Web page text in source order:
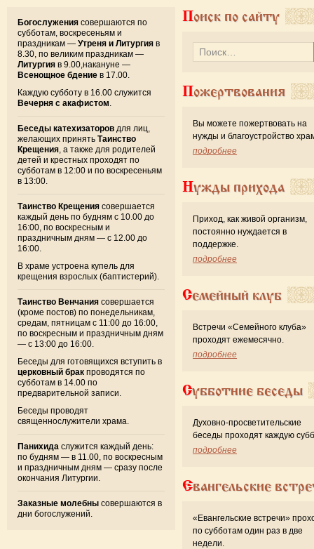
Богослужения совершаются по
субботам, воскресеньям и
праздникам — Утреня и Литургия в
8.30, по великим праздникам —
Литургия в 9.00,накануне —
Всенощное бдение в 17.00.
Каждую субботу в 16.00 служится
Вечерня с акафистом
Беседы катехизаторов для лиц,
желающих принять Таинство
Крещения , а также для родителей
детей и крестных проходят по
субботам в 12:00 и по воскресеньям
в 13:00.
Таинство Крещения совершается
каждый день по будням с 10.00 до
16:00, по воскресным и
праздничным дням — с 12.00 до
16:00.
В храме устроена купель для
крещения взрослых (баптистерий).
Таинство Венчания совершается
(кроме постов) по понедельникам,
средам, пятницам с 11:00 до 16:00,
по воскресным и праздничным дням
— с 13:00 до 16:00.
Беседы для готовящихся вступить в
церковный брак проводятся по
субботам в 14.00 по
предварительной записи.
Беседы проводят
священнослужители храма.
Панихида служится каждый день:
по будням — в 11.00, по воскресным
и праздничным дням — сразу после
окончания Литургии.
Заказные молебны совершаются в
дни богослужений.
Поиск по сайту
Пожертвования
Вы можете пожертвовать на
нужды и благоустройство
подробнее
Нужды прихода
Приход, как живой организм,
постоянно нуждается в
поддержке.
подробнее
Семейный клуб
Встречи «Семейного клуба»
проходят ежемесячно.
подробнее
Субботние беседы
Духовно-просветительские
беседы проходят каждую
подробнее
Евангельские
«Евангельские встречи»
по субботам один раз в две
недели.